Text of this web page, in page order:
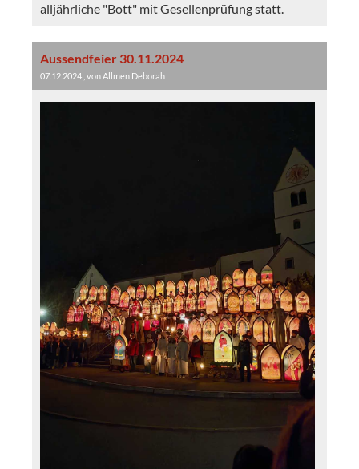
alljährliche "Bott" mit Gesellenprüfung statt.
Aussendfeier 30.11.2024
07.12.2024 , von Allmen Deborah